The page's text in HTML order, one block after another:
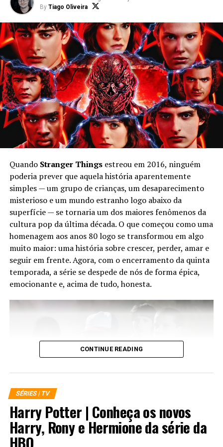
By Tiago Oliveira
Quando Stranger Things estreou em 2016, ninguém
poderia prever que aquela história aparentemente
simples — um grupo de crianças, um desaparecimento
misterioso e um mundo estranho logo abaixo da
superfície — se tornaria um dos maiores fenômenos da
cultura pop da última década. O que começou como uma
homenagem aos anos 80 logo se transformou em algo
muito maior: uma história sobre crescer, perder, amar e
seguir em frente. Agora, com o encerramento da quinta
temporada, a série se despede de nós de forma épica,
emocionante e, acima de tudo, honesta.
Desde o primeiro episódio,Stranger Thingsnunca foi
apenas sobre monstros, portais ou conspirações
governamentais. Sempre foi sobre amizade. Sobre
CONTINUE READING
SÉRIES | TV
Harry Potter | Conheça os novos
Harry, Rony e Hermione da série da
HBO